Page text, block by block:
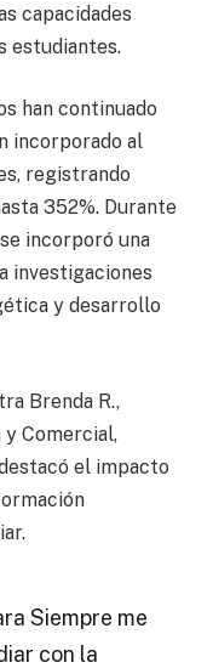
capacidades
estudiantes.
han continuado
incorporado al
registrando
352%. Durante
incorporó una
investigaciones
y desarrollo
Brenda R.,
y Comercial,
el impacto
Siempre me
con la